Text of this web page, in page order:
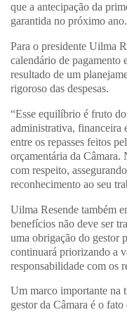
que a antecipação da
garantida no próximo ano.
Para o presidente Uilma
calendário de pagamento
resultado de um
rigoroso das despesas.
“Esse equilíbrio é fruto
administrativa, financeira
entre os repasses feitos
orçamentária da Câmara.
com respeito,
reconhecimento ao seu
Uilma Resende também
benefícios não deve ser
uma obrigação do gestor
continuará priorizando a
responsabilidade com os
Um marco importante na
gestor da Câmara é o